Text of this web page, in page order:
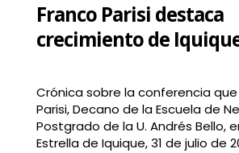
Franco Parisi destaca
crecimiento de
Crónica sobre la conferencia
Parisi, Decano de la Escuela de
Postgrado de la U. Andrés Bello,
Estrella de Iquique, 31 de julio de